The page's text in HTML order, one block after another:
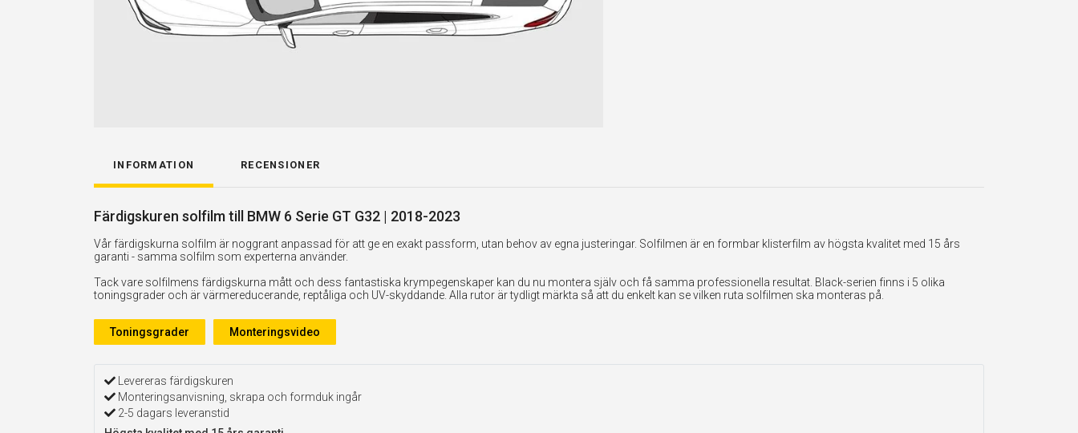
INFORMATION RECENSIONER
Färdigskuren solfilm till BMW 6 Serie GT G32 | 2018-2023
Vår färdigskurna solfilm är noggrant anpassad för att ge en exakt passform, utan behov av egna justeringar. Solfilmen är en formbar klisterfilm av högsta kvalitet med 15 års
garanti - samma solfilm som experterna använder.
Tack vare solfilmens färdigskurna mått och dess fantastiska krympegenskaper kan du nu montera själv och få samma professionella resultat. Black-serien finns i 5 olika
toningsgrader och är värmereducerande, reptåliga och UV-skyddande. Alla rutor är tydligt märkta så att du enkelt kan se vilken ruta solfilmen ska monteras på.
Toningsgrader Monteringsvideo
Levereras färdigskuren
Monteringsanvisning, skrapa och formduk ingår
2-5 dagars leveranstid